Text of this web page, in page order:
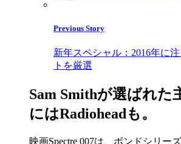
Previous Story
新年スペシャル：2016年に
トを厳選
Sam Smithが選ばれた
にはRadioheadも。
映画Spectre 007は、ボンドシリー